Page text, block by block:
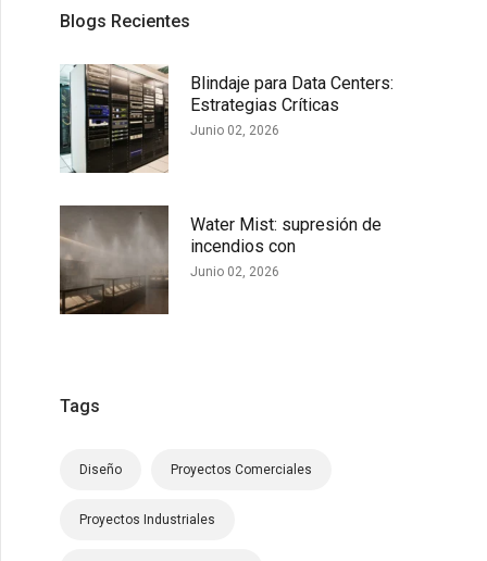
Blogs Recientes
Blindaje para Data Centers:
Estrategias Críticas
Junio 02, 2026
Water Mist: supresión de
incendios con
Junio 02, 2026
Tags
Diseño Proyectos Comerciales
Proyectos Industriales